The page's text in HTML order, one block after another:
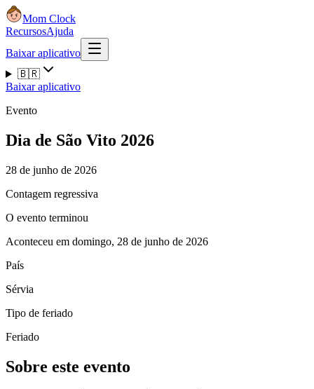
Mom Clock
RecursosAjuda
Baixar aplicativo
🇧🇷
Baixar aplicativo
Evento
Dia de São Vito 2026
28 de junho de 2026
Contagem regressiva
O evento terminou
Aconteceu em domingo, 28 de junho de 2026
País
Sérvia
Tipo de feriado
Feriado
Sobre este evento